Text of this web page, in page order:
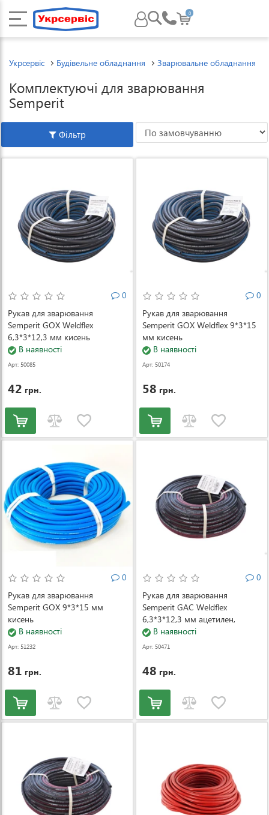
0
Укрсервіс Будівельне обладнання Зварювальне обладнання
Комплектуючі для зварювання
Semperit
Фільтр
0
Рукав для зварювання
Semperit GOX Weldflex
6,3*3*12,3 мм кисень
В наявності
Арт: 50085
42 грн.
0
Рукав для зварювання
Semperit GOX Weldflex 9*3*15
мм кисень
В наявності
Арт: 50174
58 грн.
0
Рукав для зварювання
Semperit GOX 9*3*15 мм
кисень
В наявності
Арт: 51232
81 грн.
0
Рукав для зварювання
Semperit GAC Weldflex
6,3*3*12,3 мм ацетилен,
пропан
В наявності
Арт: 50471
48 грн.